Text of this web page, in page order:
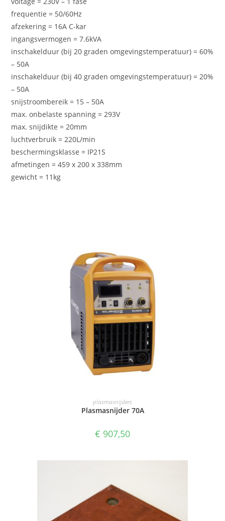
frequentie = 50/60Hz
afzekering = 16A C-kar
ingangsvermogen = 7.6kVA
inschakelduur (bij 20 graden omgevingstemperatuur) = 60%
– 50A
inschakelduur (bij 40 graden omgevingstemperatuur) = 20%
– 50A
snijstroombereik = 15 – 50A
max. onbelaste spanning = 293V
max. snijdikte = 20mm
luchtverbruik = 220L/min
beschermingsklasse = IP21S
afmetingen = 459 x 200 x 338mm
gewicht = 11kg
TOEVOEGEN AAN WINKELWAGEN
plasmasnijders
Plasmasnijder 70A
€ 907,50